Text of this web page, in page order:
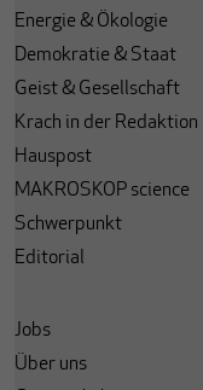
Energie & Ökologie
Demokratie & Staat
Geist & Gesellschaft
Krach in der Redaktion
Hauspost
MAKROSKOP science
Schwerpunkt
Editorial
Jobs
Über uns